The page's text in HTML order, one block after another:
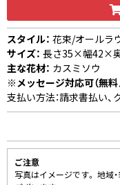
スタイル： 花束/オールラ
サイズ： 長さ35×幅42×
主な花材： カスミソウ
※メッセージ対応可（無
支払い方法：請求書払い
ご注意
写真はイメージです。 地域